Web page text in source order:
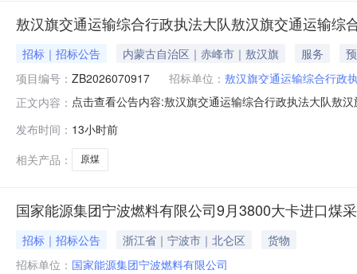
敖汉旗交通运输综合行政执法大队敖汉旗交通运输
招标｜招标公告 内蒙古自治区｜赤峰市｜敖汉旗 服务
项目编号： ZB2026070917 招标单位： 敖汉旗交通运输综合行政
正文内容： 点击查看公告内容:敖汉旗交通运输综合行政执法大队敖
发布时间： 13小时前
相关产品：
原煤
国家能源集团宁波燃料有限公司9月3800大卡进口煤
招标｜招标公告 浙江省｜宁波市｜北仑区
货物
招标单位： 国家能源集团宁波燃料有限公司